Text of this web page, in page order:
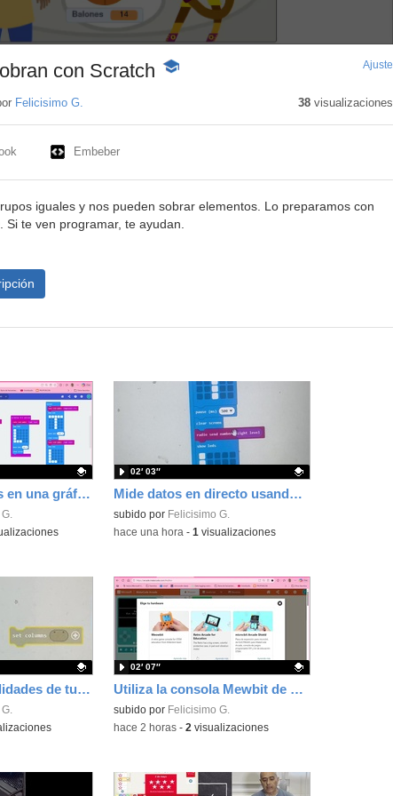
con Scratch
-
Ajuste
Felicisimo G. 38visualizaciones
Embeber
iguales y nos pueden sobrar elementos. Lo preparamos con
Si te ven programar, te ayudan.
Recoge los datos en una gráfica programando tu placa microbit con MakeCode y conoce la Tª y nivel de luz en este eclipse Mide datos en directo usando tu placa microbit y programando con MakeCode dos placas conectadas por radio
Contenido educativo.
subido por Felicisimo G.
02′ 03″
-hace una hora - 1 visualizaciones
Utiliza las posibilidades de tu microbit programando com MakeCode para medir temperatura y nivel de luz con Datalogger Utiliza la consola Mewbit de Kittenbot para llevar tus juegos arcade de MakeCode a tu mano
Contenido educativo.
subido por Felicisimo G.
02′ 07″
-hace 2 horas- 2 visualizaciones